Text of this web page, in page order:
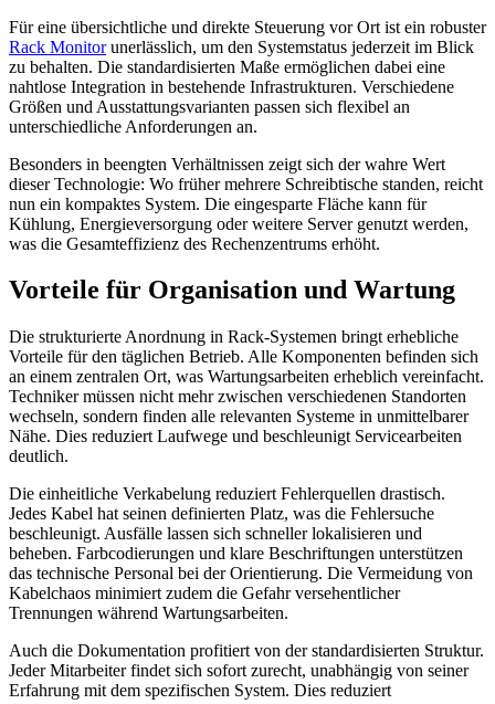
Für eine übersichtliche und direkte Steuerung vor Ort ist ein robuster
Rack Monitorunerlässlich, um den Systemstatus jederzeit im Blick
zu behalten. Die standardisierten Maße ermöglichen dabei eine
nahtlose Integration in bestehende Infrastrukturen. Verschiedene
Größen und Ausstattungsvarianten passen sich flexibel an
unterschiedliche Anforderungen an.
Besonders in beengten Verhältnissen zeigt sich der wahre Wert
dieser Technologie: Wo früher mehrere Schreibtische standen, reicht
nun ein kompaktes System. Die eingesparte Fläche kann für
Kühlung, Energieversorgung oder weitere Server genutzt werden,
was die Gesamteffizienz des Rechenzentrums erhöht.
Vorteile für Organisation und Wartung
Die strukturierte Anordnung in Rack-Systemen bringt erhebliche
Vorteile für den täglichen Betrieb. Alle Komponenten befinden sich
an einem zentralen Ort, was Wartungsarbeiten erheblich vereinfacht.
Techniker müssen nicht mehr zwischen verschiedenen Standorten
wechseln, sondern finden alle relevanten Systeme in unmittelbarer
Nähe. Dies reduziert Laufwege und beschleunigt Servicearbeiten
deutlich.
Die einheitliche Verkabelung reduziert Fehlerquellen drastisch.
Jedes Kabel hat seinen definierten Platz, was die Fehlersuche
beschleunigt. Ausfälle lassen sich schneller lokalisieren und
beheben. Farbcodierungen und klare Beschriftungen unterstützen
das technische Personal bei der Orientierung. Die Vermeidung von
Kabelchaos minimiert zudem die Gefahr versehentlicher
Trennungen während Wartungsarbeiten.
Auch die Dokumentation profitiert von der standardisierten Struktur.
Jeder Mitarbeiter findet sich sofort zurecht, unabhängig von seiner
Erfahrung mit dem spezifischen System. Dies reduziert